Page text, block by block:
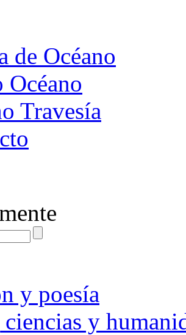
de Océano
Océano
Travesía
y poesía
y